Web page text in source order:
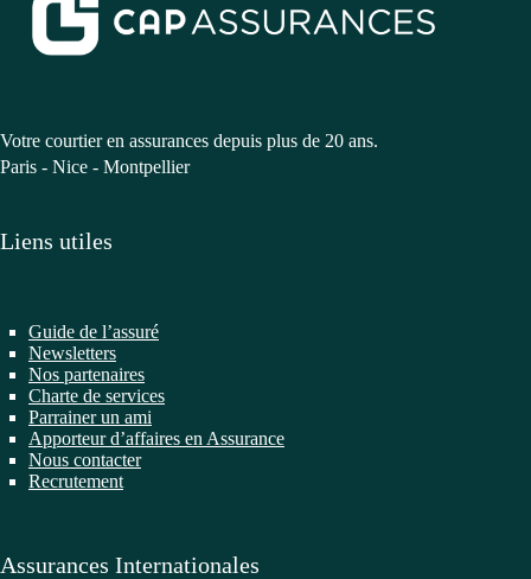
Votre courtier en assurances depuis plus de 20 ans.
Paris - Nice - Montpellier
Liens utiles
Guide de l’assuré
Newsletters
Nos partenaires
Charte de services
Parrainer un ami
Apporteur d’affaires en Assurance
Nous contacter
Recrutement
Assurances Internationales